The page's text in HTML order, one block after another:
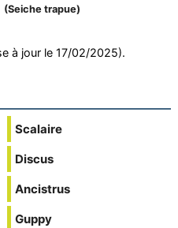
(Seiche trapue)
à jour le 17/02/2025).
Scalaire
Discus
Ancistrus
Guppy